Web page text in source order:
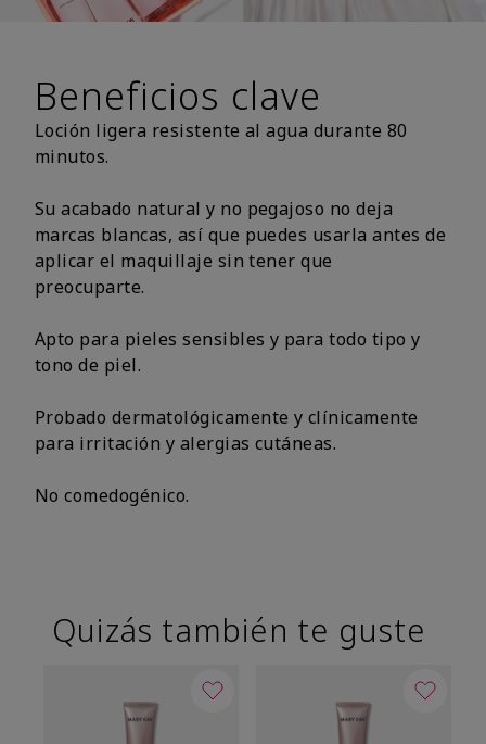
Beneficios clave
Loción ligera resistente al agua durante 80
minutos.
Su acabado natural y no pegajoso no deja
marcas blancas, así que puedes usarla antes de
aplicar el maquillaje sin tener que
preocuparte.
Apto para pieles sensibles y para todo tipo y
tono de piel.
Probado dermatológicamente y clínicamente
para irritación y alergias cutáneas.
No comedogénico.
Quizás también te guste